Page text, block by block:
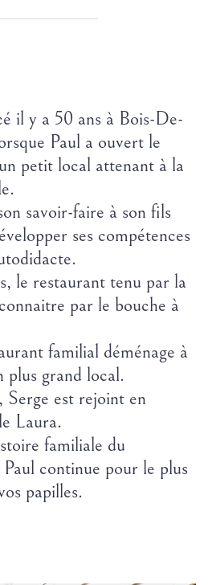
il y a 50 ans à Bois-De-
Paul a ouvert le
petit local attenant à la
savoir-faire à son fils
ses compétences
le restaurant tenu par la
par le bouche à
familial déménage à
plus grand local.
Serge est rejoint en
Laura.
familiale du
continue pour le plus
papilles.